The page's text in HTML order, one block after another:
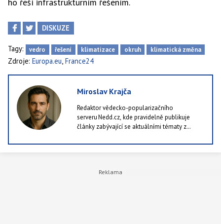
DISKUZE
Tagy: vedro řešení klimatizace okruh klimatická změna
Zdroje: Europa.eu France24
Miroslav Krajča
Redaktor vědecko-popularizačního
serveru Nedd.cz, kde pravidelně publikuje
články zabývající se aktuálními tématy z
zdraví. Rád kombinuje dostupné výzkumy a
studie se srozumitelným podáním, protože je
lidí v republice. Ve volných chvílích rád chodí